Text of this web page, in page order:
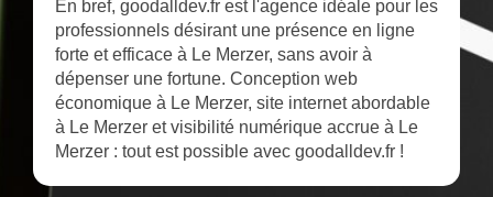
En bref, goodalldev.fr est l'agence idéale pour les
professionnels désirant une présence en ligne
forte et efficace à Le Merzer, sans avoir à
dépenser une fortune. Conception web
économique à Le Merzer, site internet abordable
à Le Merzer et visibilité numérique accrue à Le
Merzer : tout est possible avec goodalldev.fr !